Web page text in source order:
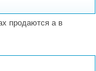
продаются а в